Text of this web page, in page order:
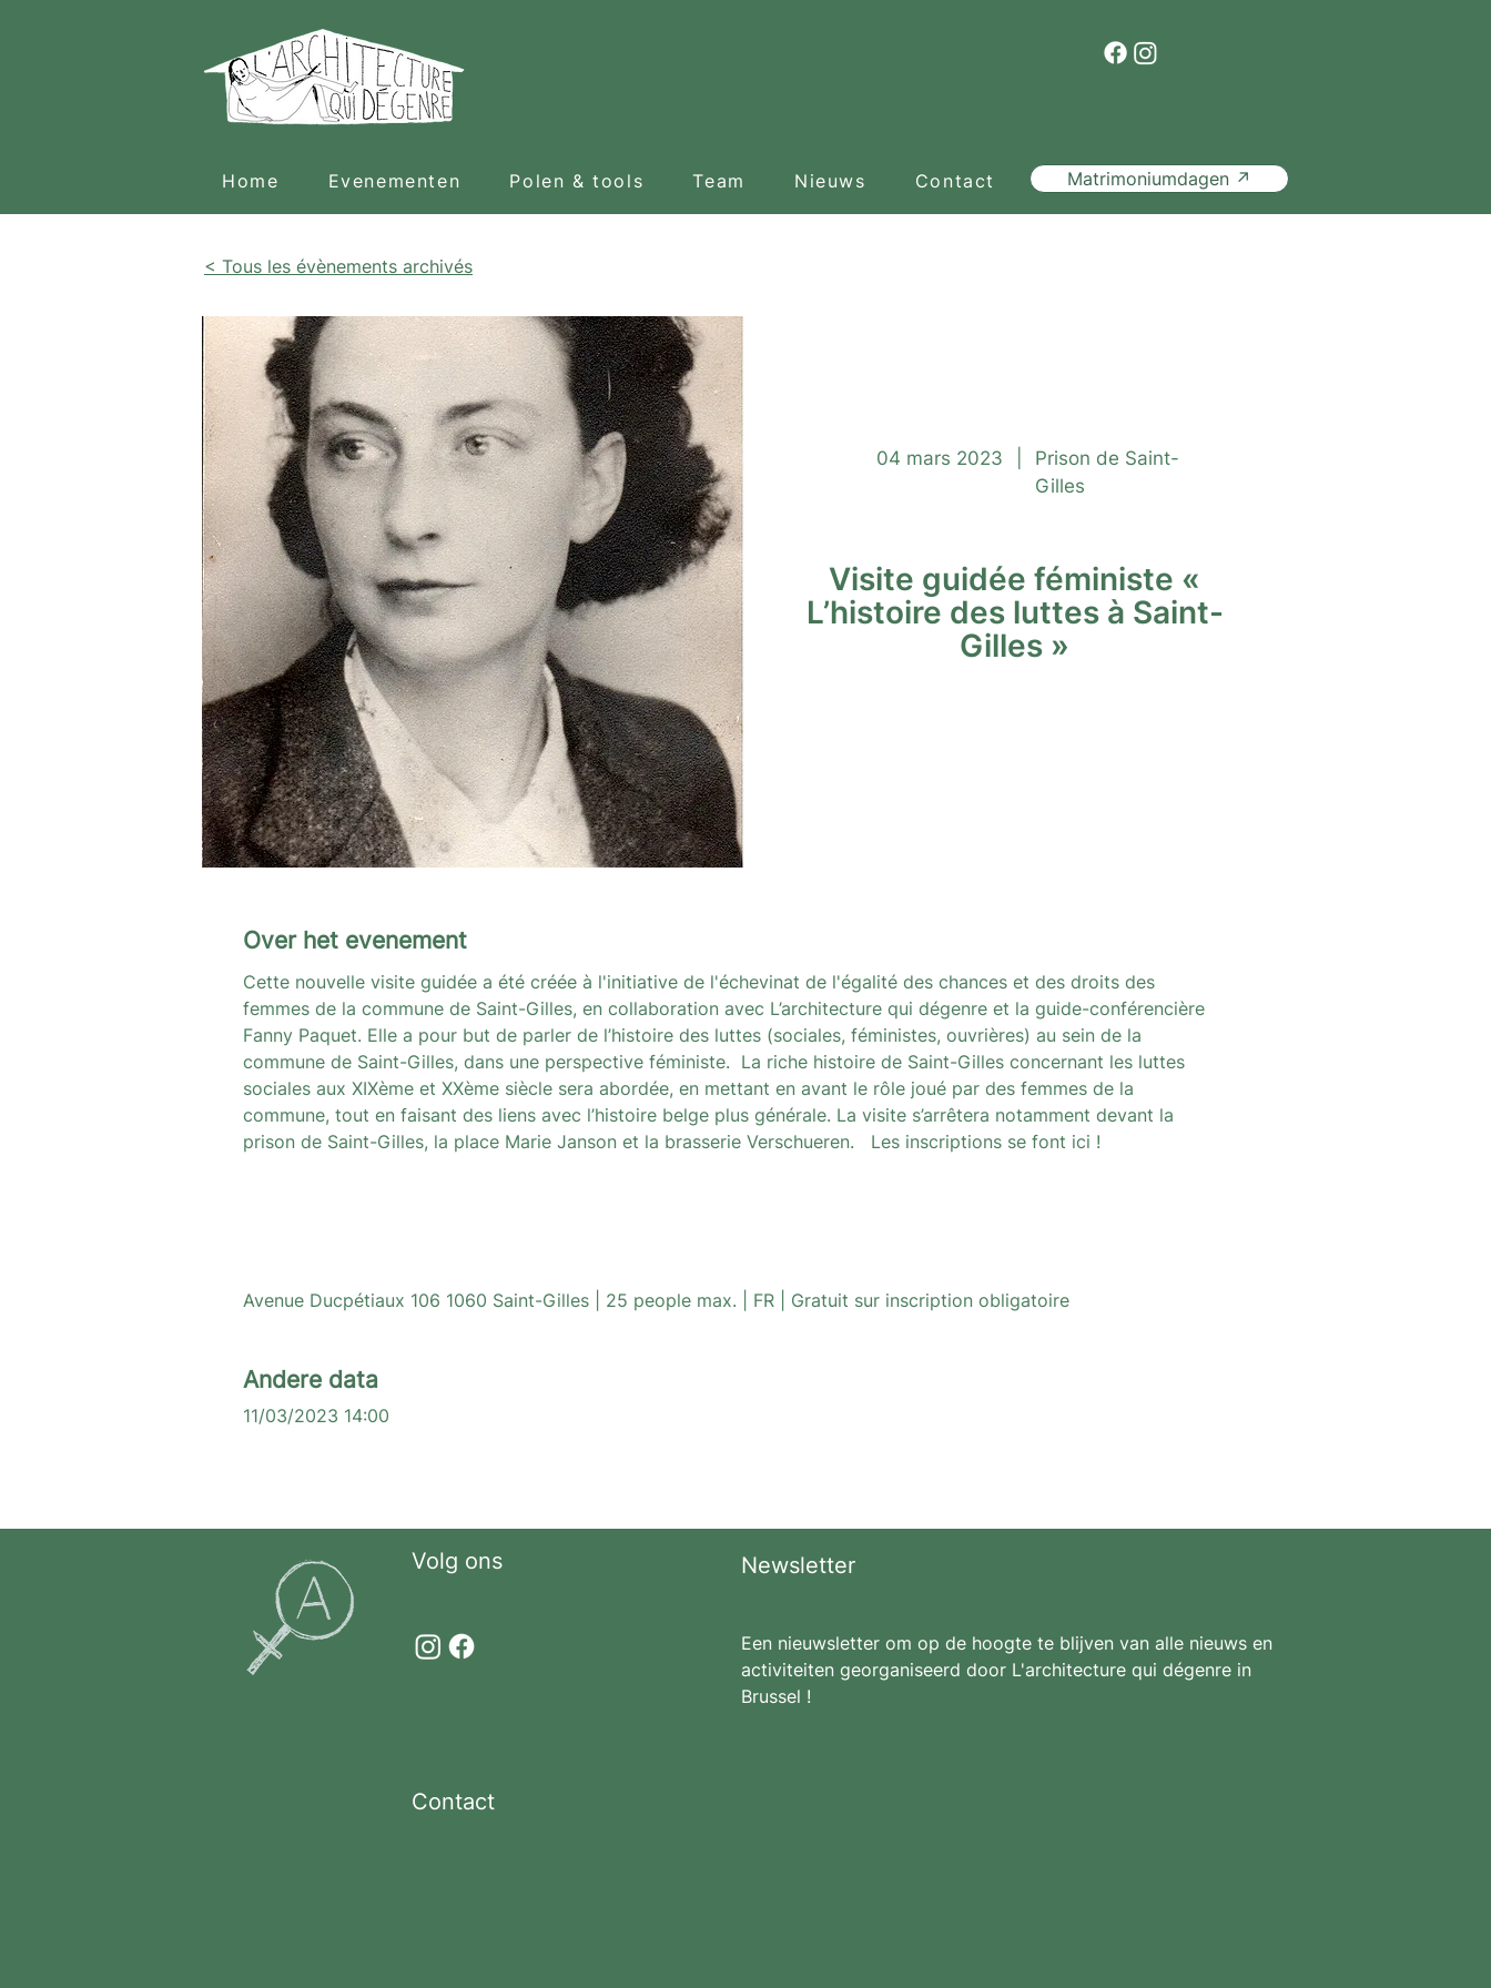
Home Evenementen Polen & tools Team Nieuws Contact Matrimoniumdagen ↗
< Tous les évènements archivés
04 mars 2023
Prison de Saint-
Gilles
Visite guidée féministe «
L’histoire des luttes à Saint-
Gilles »
Over het evenement
Cette nouvelle visite guidée a été créée à l'initiative de l'échevinat de l'égalité des chances et des droits des
femmes de la commune de Saint-Gilles, en collaboration avec L’architecture qui dégenre et la guide-conférencière
Fanny Paquet. Elle a pour but de parler de l’histoire des luttes (sociales, féministes, ouvrières) au sein de la
commune de Saint-Gilles, dans une perspective féministe. La riche histoire de Saint-Gilles concernant les luttes
sociales aux XIXème et XXème siècle sera abordée, en mettant en avant le rôle joué par des femmes de la
commune, tout en faisant des liens avec l’histoire belge plus générale. La visite s’arrêtera notamment devant la
prison de Saint-Gilles, la place Marie Janson et la brasserie Verschueren. Les inscriptions se font ici !
Avenue Ducpétiaux 106 1060 Saint-Gilles | 25 people max. | FR | Gratuit sur inscription obligatoire
Andere data
11/03/2023 14:00
Volg ons
Contact
Newsletter
Een nieuwsletter om op de hoogte te blijven van alle nieuws en
activiteiten georganiseerd door L'architecture qui dégenre in
Brussel !